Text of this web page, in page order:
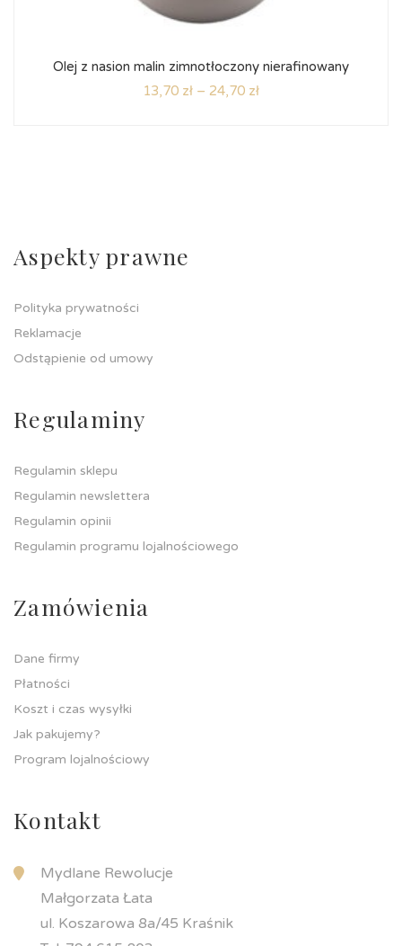
Olej z nasion malin zimnotłoczony nierafinowany
13,70 zł – 24,70 zł
Aspekty prawne
Polityka prywatności
Reklamacje
Odstąpienie od umowy
Regulaminy
Regulamin sklepu
Regulamin newslettera
Regulamin opinii
Regulamin programu lojalnościowego
Zamówienia
Dane firmy
Płatności
Koszt i czas wysyłki
Jak pakujemy?
Program lojalnościowy
Kontakt
Mydlane Rewolucje
Małgorzata Łata
ul. Koszarowa 8a/45 Kraśnik